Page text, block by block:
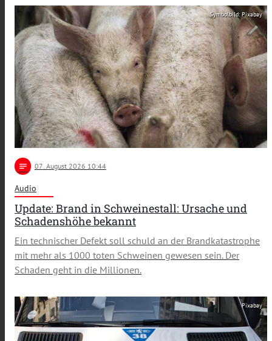
Symbolbild: Pixabay
notes 07. August 2026 10:44
Audio
Update: Brand in Schweinestall: Ursache und
Schadenshöhe bekannt
Ein technischer Defekt soll schuld an der Brandkatastrophe
mit mehr als 1000 toten Schweinen gewesen sein. Der
Schaden geht in die Millionen.
Pixabay